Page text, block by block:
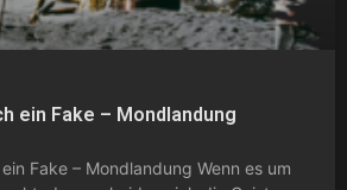
ein Fake – Mondlandung
Fake – Mondlandung Wenn es um